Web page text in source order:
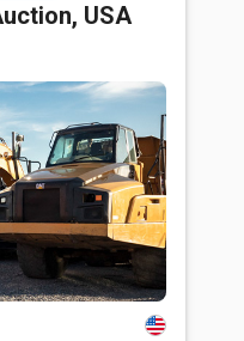
USA